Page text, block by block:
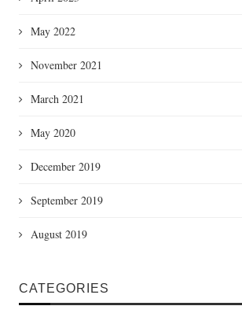
May 2022
November 2021
March 2021
May 2020
December 2019
September 2019
August 2019
CATEGORIES